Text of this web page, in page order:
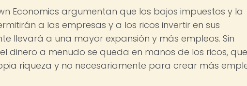
Economics argumentan que los bajos impuestos y la
a las empresas y a los ricos invertir en sus
llevará a una mayor expansión y más empleos. Sin
dinero a menudo se queda en manos de los ricos,
riqueza y no necesariamente para crear más